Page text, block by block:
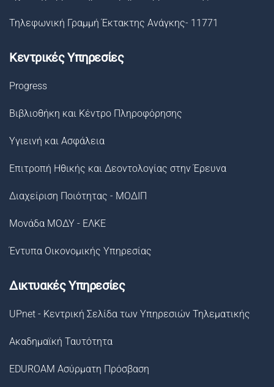
Τηλεφωνική Γραμμή Έκτακτης Ανάγκης- 11771
Κεντρικές Υπηρεσίες
Progress
Βιβλιοθήκη και Κέντρο Πληροφόρησης
Υγιεινή και Ασφάλεια
Επιτροπή Ηθικής και Δεοντολογίας στην Έρευνα
Διαχείριση Ποιότητας - ΜΟΔΙΠ
Μονάδα ΜΟΔΥ - ΕΛΚΕ
Έντυπα Οικονομικής Υπηρεσίας
Δικτυακές Υπηρεσίες
UPnet - Κεντρική Σελίδα των Υπηρεσιών Τηλεματικής
Ακαδημαϊκή Ταυτότητα
EDUROAM Ασύρματη Πρόσβαση